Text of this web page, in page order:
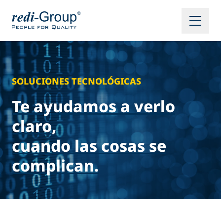
SOLUCIONES TECNOLÓGICAS
Te ayudamos a verlo
claro,
cuando las cosas se
complican.